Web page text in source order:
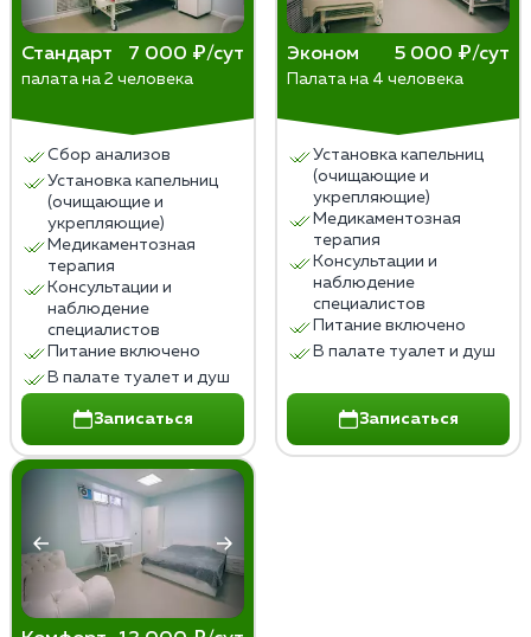
Стандарт 7 000 ₽/сут
палата на 2 человека
Сбор анализов
Установка капельниц
(очищающие и
укрепляющие)
Медикаментозная
терапия
Консультации и
наблюдение
специалистов
Питание включено
В палате туалет и душ
Записаться
Эконом 5 000 ₽/сут
Палата на 4 человека
Установка капельниц
(очищающие и
укрепляющие)
Медикаментозная
терапия
Консультации и
наблюдение
специалистов
Питание включено
В палате туалет и душ
Записаться